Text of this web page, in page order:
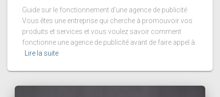
Guide sur le fonctionnement d’une agence de publicité
Vous êtes une entreprise qui cherche à promouvoir vos
produits et services et vous voulez savoir comment
fonctionne une agence de publicité avant de faire appel à
Lire la suite